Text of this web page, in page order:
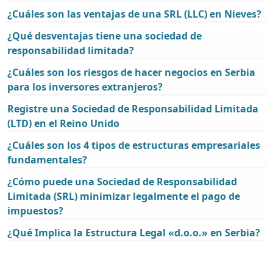
¿Cuáles son las ventajas de una SRL (LLC) en Nieves?
¿Qué desventajas tiene una sociedad de
responsabilidad limitada?
¿Cuáles son los riesgos de hacer negocios en Serbia
para los inversores extranjeros?
Registre una Sociedad de Responsabilidad Limitada
(LTD) en el Reino Unido
¿Cuáles son los 4 tipos de estructuras empresariales
fundamentales?
¿Cómo puede una Sociedad de Responsabilidad
Limitada (SRL) minimizar legalmente el pago de
impuestos?
¿Qué Implica la Estructura Legal «d.o.o.» en Serbia?